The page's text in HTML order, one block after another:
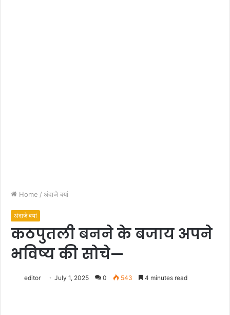
Home / अंदाजे बयां
अंदाजे बयां
कठपुतली बनने के बजाय अपने
भविष्य की सोचे—
editor July 1, 2025 0 543 4 minutes read